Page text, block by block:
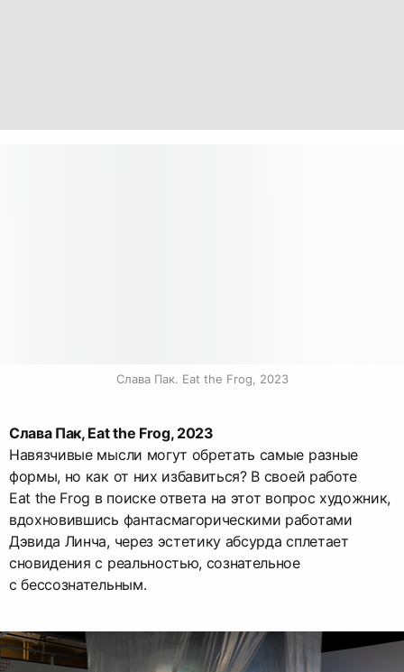
Слава Пак. Eat the Frog, 2023
Слава Пак, Eat the Frog, 2023
Навязчивые мысли могут обретать самые разные
формы, но как от них избавиться? В своей работе
Eat the Frog в поиске ответа на этот вопрос художник,
вдохновившись фантасмагорическими работами
Дэвида Линча, через эстетику абсурда сплетает
сновидения с реальностью, сознательное
с бессознательным.